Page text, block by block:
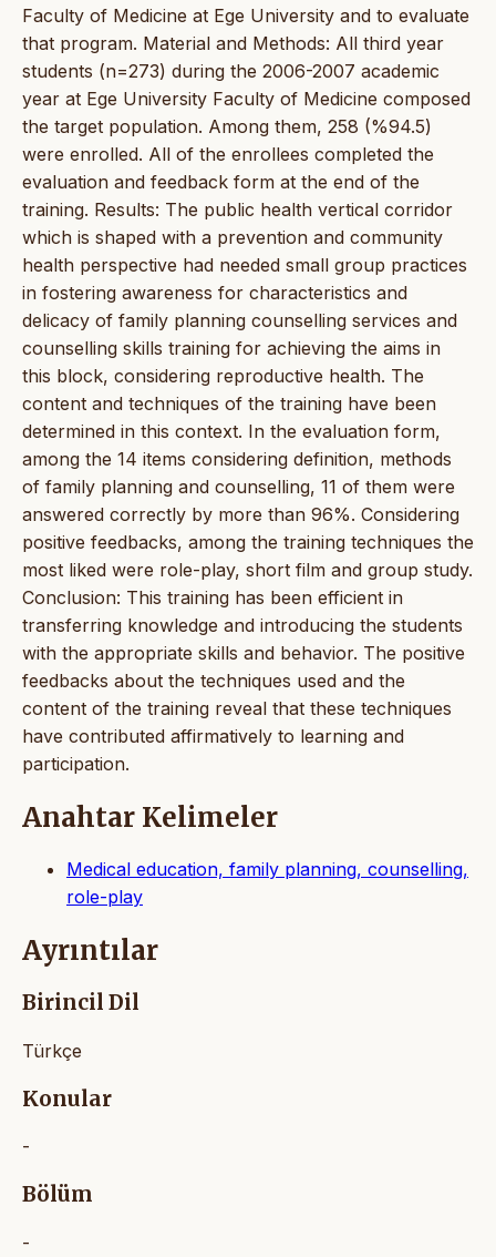
Faculty of Medicine at Ege University and to evaluate
that program. Material and Methods: All third year
students (n=273) during the 2006-2007 academic
year at Ege University Faculty of Medicine composed
the target population. Among them, 258 (%94.5)
were enrolled. All of the enrollees completed the
evaluation and feedback form at the end of the
training. Results: The public health vertical corridor
which is shaped with a prevention and community
health perspective had needed small group practices
in fostering awareness for characteristics and
delicacy of family planning counselling services and
counselling skills training for achieving the aims in
this block, considering reproductive health. The
content and techniques of the training have been
determined in this context. In the evaluation form,
among the 14 items considering definition, methods
of family planning and counselling, 11 of them were
answered correctly by more than 96%. Considering
positive feedbacks, among the training techniques the
most liked were role-play, short film and group study.
Conclusion: This training has been efficient in
transferring knowledge and introducing the students
with the appropriate skills and behavior. The positive
feedbacks about the techniques used and the
content of the training reveal that these techniques
have contributed affirmatively to learning and
participation.
Anahtar Kelimeler
Medical education, family planning, counselling,
role-play
Ayrıntılar
Birincil Dil
Türkçe
Konular
-
Bölüm
-